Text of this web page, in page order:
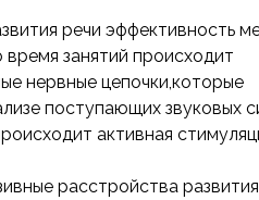
речи эффективность
занятий происходит
нервные цепочки,которые
поступающих звуковых
активная
расстройства